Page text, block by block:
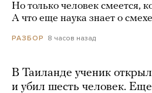
Но только человек смеется,
А что еще наука знает о
РАЗБОР 8 часов назад
В Таиланде ученик
и убил шесть человек.